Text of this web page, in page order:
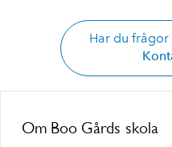
Har du frågor
Om Boo Gårds skola